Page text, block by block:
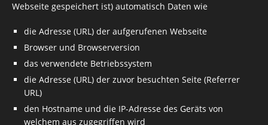
Webseite gespeichert ist) automatisch Daten wie
die Adresse (URL) der aufgerufenen Webseite
Browser und Browserversion
das verwendete Betriebssystem
die Adresse (URL) der zuvor besuchten Seite (Referrer
URL)
den Hostname und die IP-Adresse des Geräts von
welchem aus zugegriffen wird